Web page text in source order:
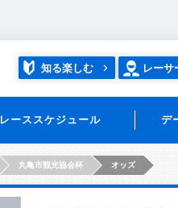
知る楽しむ レーサ
レーススケジュール デ
丸亀市観光協会杯 オッズ